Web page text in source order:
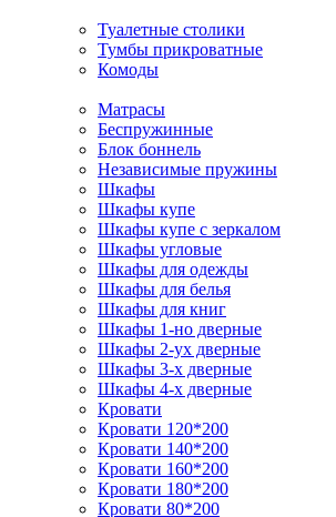
Туалетные столики
Тумбы прикроватные
Комоды
Матрасы
Беспружинные
Блок боннель
Независимые пружины
Шкафы
Шкафы купе
Шкафы купе с зеркалом
Шкафы угловые
Шкафы для одежды
Шкафы для белья
Шкафы для книг
Шкафы 1-но дверные
Шкафы 2-ух дверные
Шкафы 3-х дверные
Шкафы 4-х дверные
Кровати
Кровати 120*200
Кровати 140*200
Кровати 160*200
Кровати 180*200
Кровати 80*200